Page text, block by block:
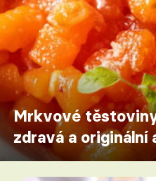
Mrkvové
zdravá a